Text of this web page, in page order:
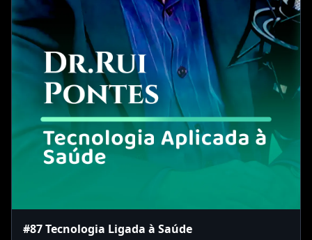
#87 Tecnologia Ligada à Saúde